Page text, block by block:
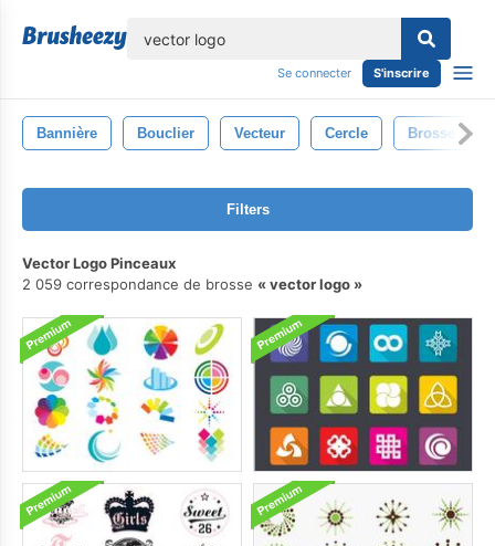
Se connecter S'inscrire
Bannière Bouclier Vecteur Cercle Brosse À
Filters
Vector Logo Pinceaux
2 059 correspondance de brosse
vector logo